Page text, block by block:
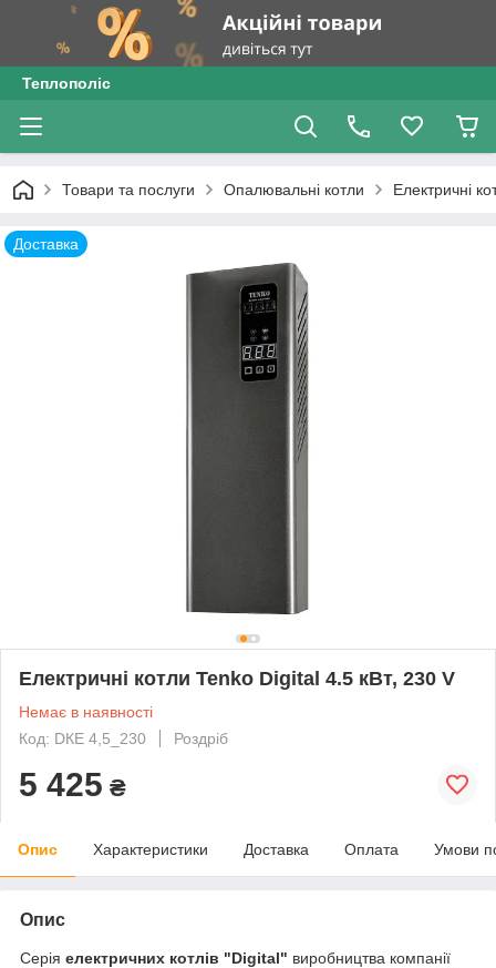
Теплополіс
Товари та послуги Опалювальні котли Електричні
Доставка
Електричні котли Tenko Digital 4.5 кВт, 230 V
Немає в наявності
Код: DКЕ 4,5_230
Роздріб
5 425 ₴
Опис Характеристики Доставка Оплата Умови
Опис
Серія електричних котлів "Digital" виробництва компанії